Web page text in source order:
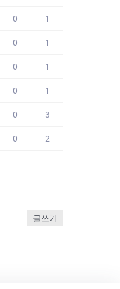
0 1
0 1
0 1
0 1
0 3
0 2
글쓰기